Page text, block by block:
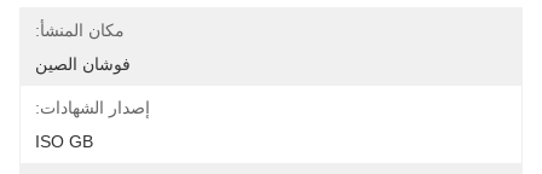
مكان المنشأ:
فوشان الصين
إصدار الشهادات:
ISO GB